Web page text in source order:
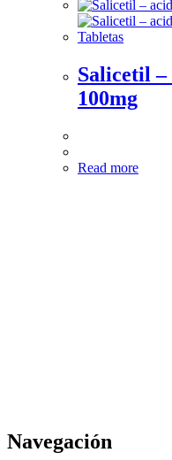
Tabletas
Salicetil
100mg
Read more
Navegación